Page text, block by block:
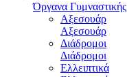
Όργανα Γυμναστικής
Αξεσουάρ
Αξεσουάρ
Διάδρομοι
Διάδρομοι
Ελλειπτικά